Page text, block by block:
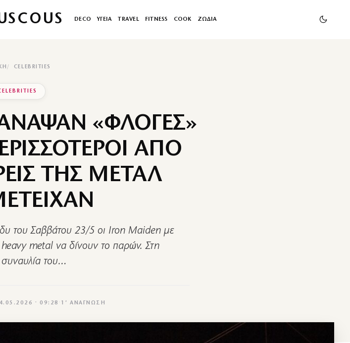
DECO ΥΓΕΙΑ TRAVEL FITNESS COOK ΖΩΔΙΑ
CELEBRITIES
ΑΝΑΨΑΝ «ΦΛΟΓΕΣ»
ΑΠΟ
ΤΗΣ ΜΕΤΑΛ
του Σαββάτου 23/5 οι Iron Maiden με
metal να δίνουν το παρών. Στη
του…
· 09:28 · 1′ ΑΝΆΓΝΩΣΗ